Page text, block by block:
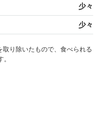
少々
少々
り除いたもので、食べられる